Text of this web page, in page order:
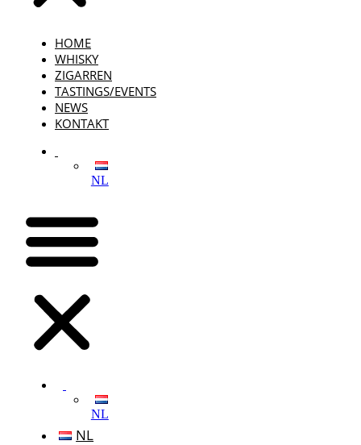
HOME
WHISKY
ZIGARREN
TASTINGS/EVENTS
NEWS
KONTAKT
NL
NL
NL